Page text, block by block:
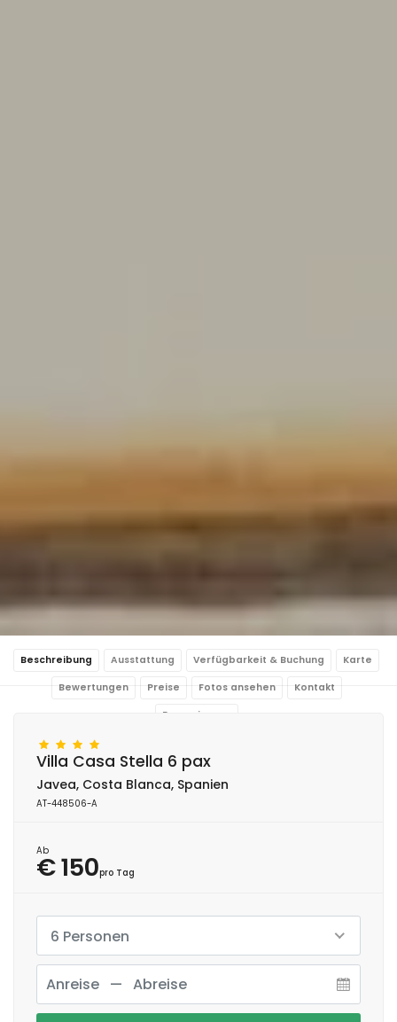
Beschreibung Ausstattung Verfügbarkeit & Buchung Karte
Bewertungen Preise Fotos ansehen Kontakt
Reservierung
Villa Casa Stella 6 pax
Javea, Costa Blanca, Spanien
AT-448506-A
Ab
€ 150pro Tag
6 Personen